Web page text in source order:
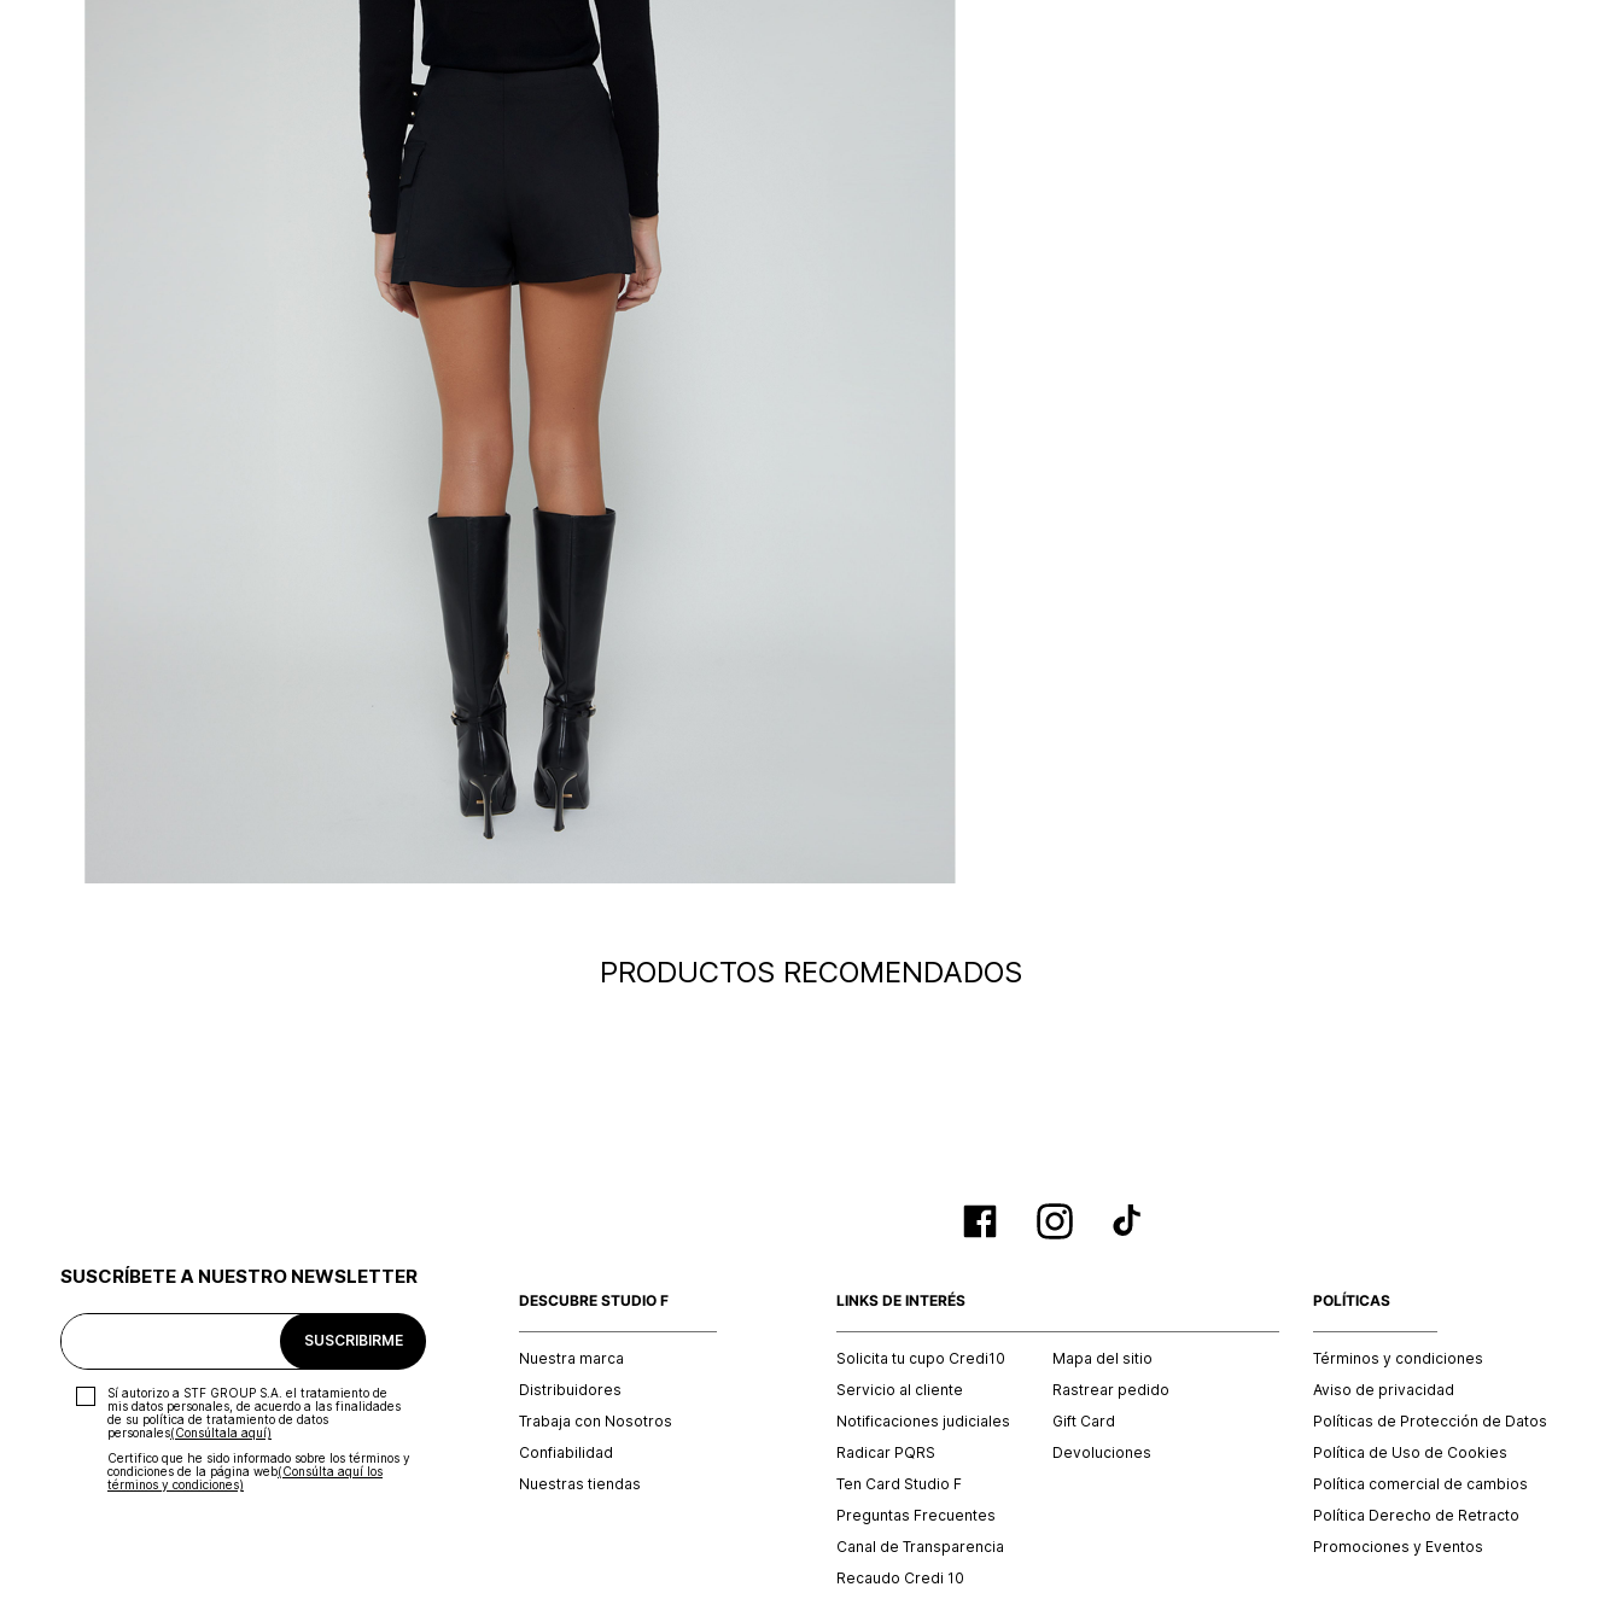
PRODUCTOS RECOMENDADOS
SUSCRÍBETE A NUESTRO NEWSLETTER
SUSCRIBIRME
Sí autorizo a STF GROUP S.A. el tratamiento de
mis datos personales, de acuerdo a las finalidades
de su política de tratamiento de datos
personales‎(Consúltala aquí)
Certifico que he sido informado sobre los términos y
condiciones de la página web‎(Consúlta aquí los
términos y condiciones)
DESCUBRE STUDIO F
Nuestra marca
Distribuidores
Trabaja con Nosotros
Confiabilidad
Nuestras tiendas
LINKS DE INTERÉS
Solicita tu cupo Credi10
Servicio al cliente
Notificaciones judiciales
Radicar PQRS
Ten Card Studio F
Preguntas Frecuentes
Canal de Transparencia
Recaudo Credi 10
Mapa del sitio
Rastrear pedido
Gift Card
Devoluciones
POLÍTICAS
Términos y condiciones
Aviso de privacidad
Políticas de Protección de Datos
Política de Uso de Cookies
Política comercial de cambios
Política Derecho de Retracto
Promociones y Eventos